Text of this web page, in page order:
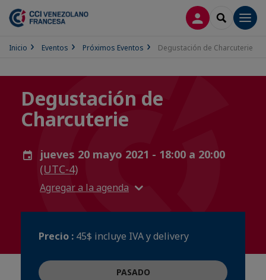
CONECTARSE
SEARCH
Inicio Eventos Próximos Eventos Degustación de Charcuterie
Degustación de
Charcuterie
jueves 20 mayo 2021 - 18:00 a 20:00
(UTC-4)
Agregar a la agenda
Precio : 45$ incluye IVA y delivery
PASADO